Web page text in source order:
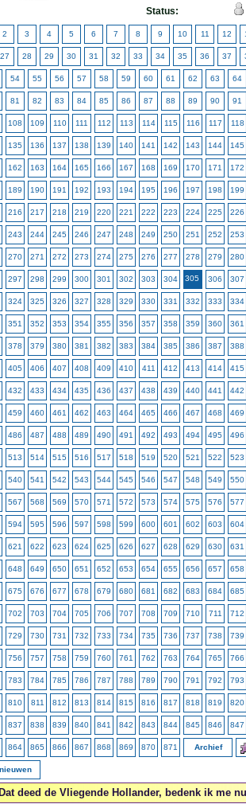
Status:
2 3 4 5 6 7 8 9 10 11 12
27 28 29 30 31 32 33 34 35 36 37
54 55 56 57 58 59 60 61 62 63 64
81 82 83 84 85 86 87 88 89 90 91
108 109 110 111 112 113 114 115 116 117 118
135 136 137 138 139 140 141 142 143 144 145
162 163 164 165 166 167 168 169 170 171 172
189 190 191 192 193 194 195 196 197 198 199
216 217 218 219 220 221 222 223 224 225 226
243 244 245 246 247 248 249 250 251 252 253
270 271 272 273 274 275 276 277 278 279 280
297 298 299 300 301 302 303 304 305 306 307
324 325 326 327 328 329 330 331 332 333 334
351 352 353 354 355 356 357 358 359 360 361
378 379 380 381 382 383 384 385 386 387 388
405 406 407 408 409 410 411 412 413 414 415
432 433 434 435 436 437 438 439 440 441 442
459 460 461 462 463 464 465 466 467 468 469
486 487 488 489 490 491 492 493 494 495 496
513 514 515 516 517 518 519 520 521 522 523
540 541 542 543 544 545 546 547 548 549 550
567 568 569 570 571 572 573 574 575 576 577
594 595 596 597 598 599 600 601 602 603 604
621 622 623 624 625 626 627 628 629 630 631
648 649 650 651 652 653 654 655 656 657 658
675 676 677 678 679 680 681 682 683 684 685
702 703 704 705 706 707 708 709 710 711 712
729 730 731 732 733 734 735 736 737 738 739
756 757 758 759 760 761 762 763 764 765 766
783 784 785 786 787 788 789 790 791 792 793
810 811 812 813 814 815 816 817 818 819 820
837 838 839 840 841 842 843 844 845 846 847
864 865 866 867 868 869 870 871 Archief
deed de Vliegende Hollander, bedenk ik me